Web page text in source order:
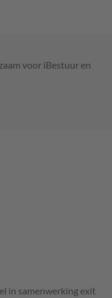
voor iBestuur en
in samenwerking exit